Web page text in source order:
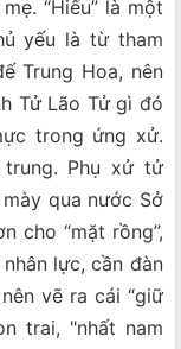
“Hiếu” là một
yếu là từ tham
Trung Hoa, nên
Tử Lão Tử gì đó
trong ứng xử.
Phụ xử tử
qua nước Sở
cho “mặt rồng”,
lực, cần đàn
vẽ ra cái “giữ
trai, "nhất nam